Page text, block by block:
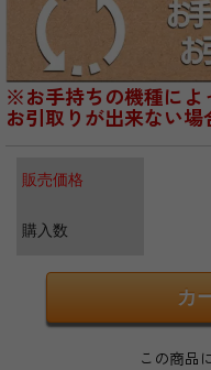
※お手持ちの機種によ
お引取りが出来ない場
販売価格
購入数
この商品